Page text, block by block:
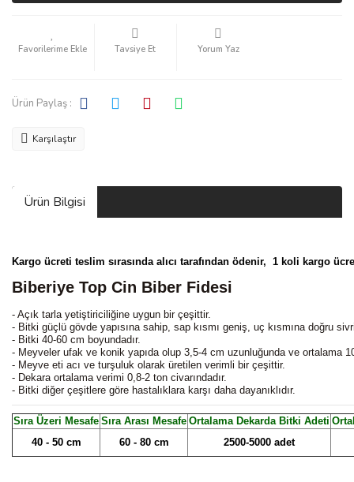
Tavsiye Et Yorum Yaz
Ürün Paylaş :
Karşılaştır
Ürün Bilgisi
Kargo ücreti teslim sırasında alıcı tarafından ödenir, 1 koli kargo
Biberiye Top Cin Biber Fidesi
- Açık tarla yetiştiriciliğine uygun bir çeşittir.
- Bitki güçlü gövde yapısına sahip, sap kısmı geniş, uç kısmına doğru
- Bitki 40-60 cm boyundadır.
- Meyveler ufak ve konik yapıda olup 3,5-4 cm uzunluğunda ve ortalama 10-
- Meyve eti acı ve turşuluk olarak üretilen verimli bir çeşittir.
- Dekara ortalama verimi 0,8-2 ton civarındadır.
- Bitki diğer çeşitlere göre hastalıklara karşı daha dayanıklıdır.
Sıra Üzeri Mesafe Sıra Arası Mesafe Ortalama Dekarda Bitki Adeti
40 - 50 cm
60 - 80 cm 2500-5000 adet